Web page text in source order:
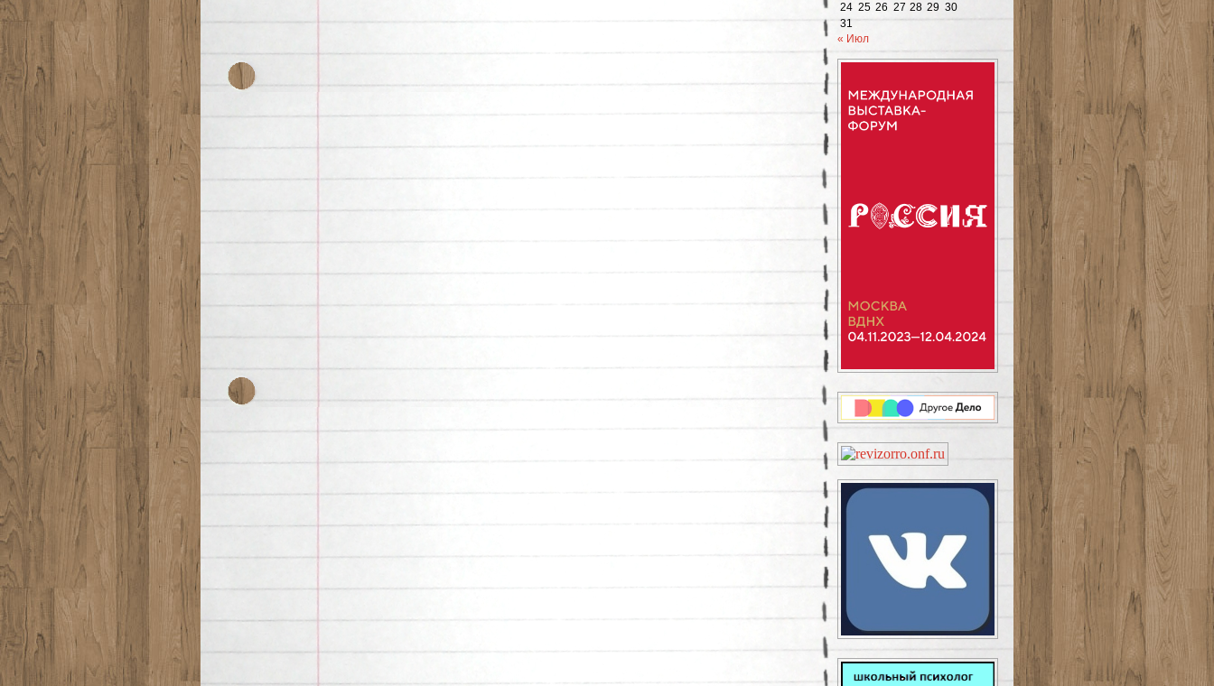
24 25 26 27 28 29 30
31
« Июл